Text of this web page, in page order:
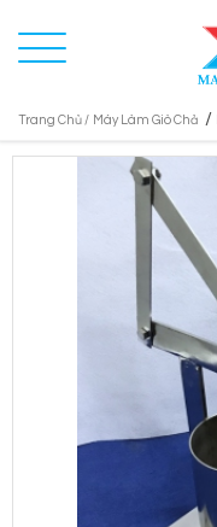
Trang Chủ / Máy Làm Giò Chả /